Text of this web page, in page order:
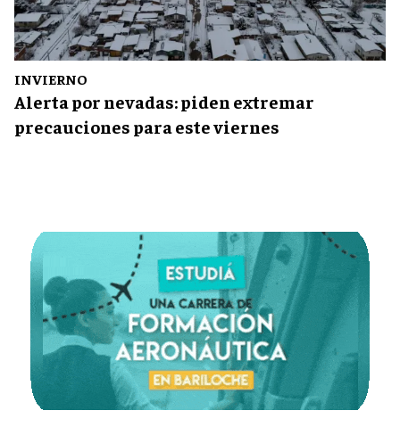
INVIERNO
Alerta por nevadas: piden extremar
precauciones para este viernes